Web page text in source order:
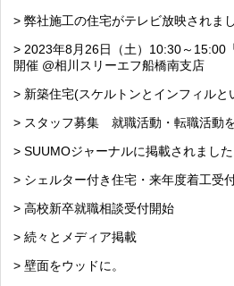
> 弊社施工の住宅がテレビ放映されまし
> 2023年8月26日（土）10:30～15:00
開催 @相川スリーエフ船橋南支店
> 新築住宅(スケルトンとインフィルと
> スタッフ募集 就職活動・転職活動
> SUUMOジャーナルに掲載されました
> シェルター付き住宅・来年度着工受
> 高校新卒就職相談受付開始
> 続々とメディア掲載
> 壁面をウッドに。